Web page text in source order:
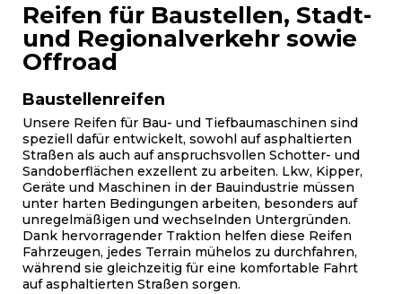
Reifen für Baustellen, Stadt-
und Regionalverkehr sowie
Offroad
Baustellenreifen
Unsere Reifen für Bau- und Tiefbaumaschinen sind
speziell dafür entwickelt, sowohl auf asphaltierten
Straßen als auch auf anspruchsvollen Schotter- und
Sandoberflächen exzellent zu arbeiten. Lkw, Kipper,
Geräte und Maschinen in der Bauindustrie müssen
unter harten Bedingungen arbeiten, besonders auf
unregelmäßigen und wechselnden Untergründen.
Dank hervorragender Traktion helfen diese Reifen
Fahrzeugen, jedes Terrain mühelos zu durchfahren,
während sie gleichzeitig für eine komfortable Fahrt
auf asphaltierten Straßen sorgen.